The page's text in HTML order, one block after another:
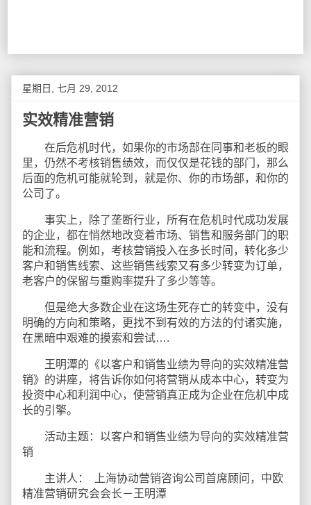
星期日, 七月 29, 2012
实效精准营销
在后危机时代，如果你的市场部在同事和老板的眼
里，仍然不考核销售绩效，而仅仅是花钱的部门，那么
后面的危机可能就轮到，就是你、你的市场部，和你的
公司了。
事实上，除了垄断行业，所有在危机时代成功发展
的企业，都在悄然地改变着市场、销售和服务部门的职
能和流程。例如，考核营销投入在多长时间，转化多少
客户和销售线索、这些销售线索又有多少转变为订单，
老客户的保留与重购率提升了多少等等。
但是绝大多数企业在这场生死存亡的转变中，没有
明确的方向和策略，更找不到有效的方法的付诸实施，
在黑暗中艰难的摸索和尝试….
王明潭的《以客户和销售业绩为导向的实效精准营
销》的讲座，将告诉你如何将营销从成本中心，转变为
投资中心和利润中心，使营销真正成为企业在危机中成
长的引擎。
活动主题：以客户和销售业绩为导向的实效精准营
销
主讲人： 上海协动营销咨询公司首席顾问，中欧
精准营销研究会会长－王明潭